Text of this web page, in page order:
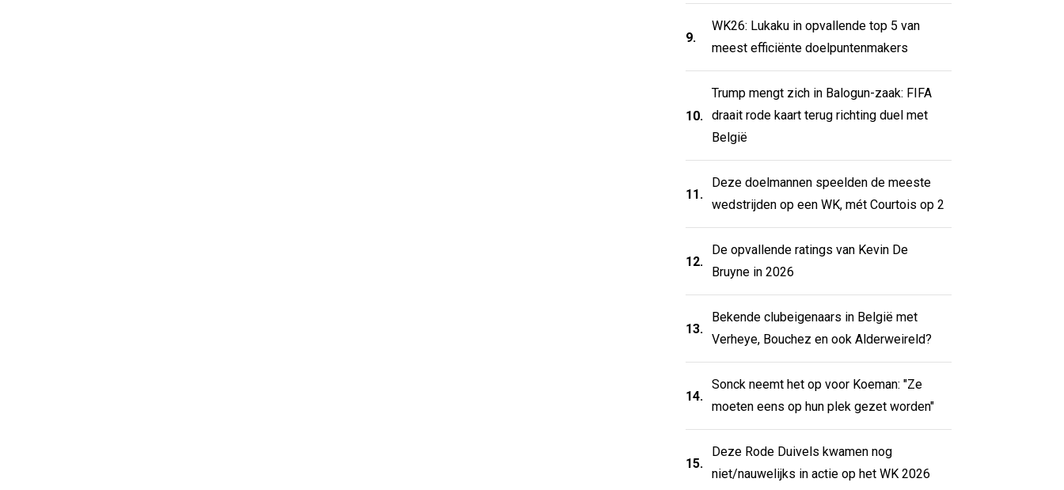
9.
WK26: Lukaku in opvallende top 5 van
meest efficiënte doelpuntenmakers
10.
Trump mengt zich in Balogun-zaak: FIFA
draait rode kaart terug richting duel met
België
11.
Deze doelmannen speelden de meeste
wedstrijden op een WK, mét Courtois op 2
12.
De opvallende ratings van Kevin De
Bruyne in 2026
13.
Bekende clubeigenaars in België met
Verheye, Bouchez en ook Alderweireld?
14.
Sonck neemt het op voor Koeman: "Ze
moeten eens op hun plek gezet worden"
15.
Deze Rode Duivels kwamen nog
niet/nauwelijks in actie op het WK 2026